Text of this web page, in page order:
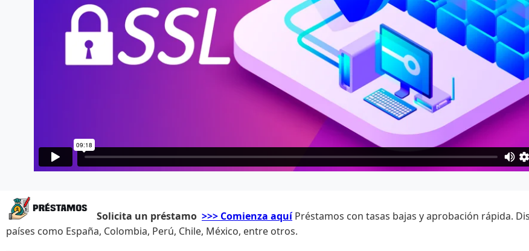
Solicita un préstamo >>> Comienza aquíPréstamos con tasas bajas y aprobación rápida.
países como España, Colombia, Perú, Chile, México, entre otros.